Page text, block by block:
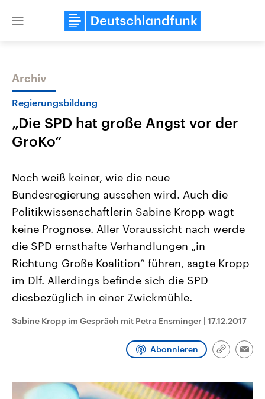
Close
Themen
Landtagswahl Sachsen-Anhalt
2026
Alle Informationen
Sachsen-Anhalt wählt am 6.
September 2026 einen neuen
Landtag. Seit 2021 wird das
Bundesland von einer Koalition aus
CDU, SPD und FDP regiert.-
Umfragen, Prognosen,
Wahlprogramme, aktuelle Berichte
und Hintergründe zu den Parteien
Wahl.
USA
Aktuelle Beiträge,
Hintergründe
Wirtschaftlich und
gehören die Vereinigten
den mächtigsten Ländern
mit großem Einfluss auf
aktuelle Weltgeschehen.
Sendungen Programm Podcasts
Archiv
Regierungsbildung
„Die SPD hat große Angst vor der
GroKo“
Noch weiß keiner, wie die neue
Bundesregierung aussehen wird. Auch die
Politikwissenschaftlerin Sabine Kropp wagt
keine Prognose. Aller Voraussicht nach werde
die SPD ernsthafte Verhandlungen „in
Richtung Große Koalition“ führen, sagte Kropp
im Dlf. Allerdings befinde sich die SPD
diesbezüglich in einer Zwickmühle.
Sabine Kropp im Gespräch mit Petra Ensminger | 17.12.2017
Abonnieren
Link